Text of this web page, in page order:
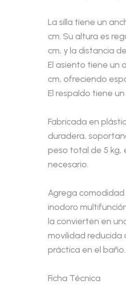
La silla tiene un
cm. Su altura es
cm, y la distancia
El asiento tiene un
cm, ofreciendo
El respaldo tiene
Fabricada en
duradera,
peso total de 5 kg,
necesario.
Agrega
inodoro
la convierten en
movilidad reducida
práctica en el baño.
Ficha Técnica